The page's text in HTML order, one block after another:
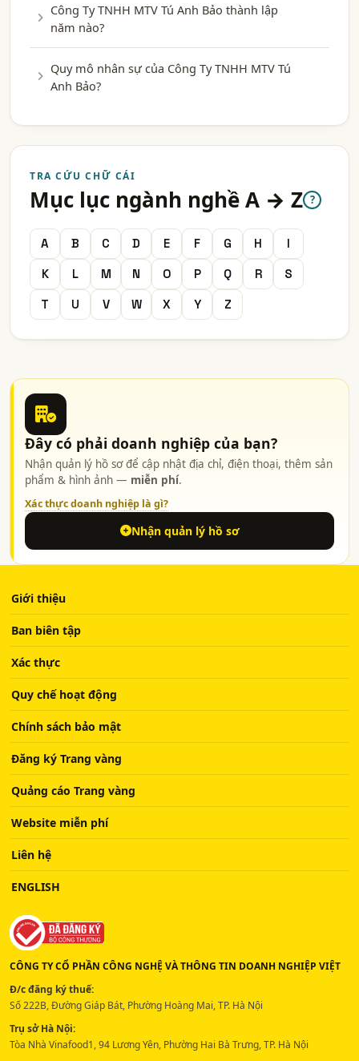
Công Ty TNHH MTV Tú Anh Bảo thành lập
năm nào?
Quy mô nhân sự của Công Ty TNHH MTV Tú
Anh Bảo?
TRA CỨU CHỮ CÁI
Mục lục ngành nghề A → Z ?
A B C D E F G H
I
K
L M N O P Q R
S
T
U V W X Y Z
Đây có phải doanh nghiệp của bạn?
Nhận quản lý hồ sơ để cập nhật địa chỉ, điện thoại, thêm sản
phẩm & hình ảnh — miễn phí.
Xác thực doanh nghiệp là gì?
Nhận quản lý hồ sơ
Giới thiệu
Ban biên tập
Xác thực
Quy chế hoạt động
Chính sách bảo mật
Đăng ký Trang vàng
Quảng cáo Trang vàng
Website miễn phí
Liên hệ
ENGLISH
CÔNG TY CỔ PHẦN CÔNG NGHỆ VÀ THÔNG TIN DOANH NGHIỆP VIỆT
Đ/c đăng ký thuế:
Số 222B, Đường Giáp Bát, Phường Hoàng Mai, TP. Hà Nội
Trụ sở Hà Nội:
Tòa Nhà Vinafood1, 94 Lương Yên, Phường Hai Bà Trưng, TP. Hà Nội